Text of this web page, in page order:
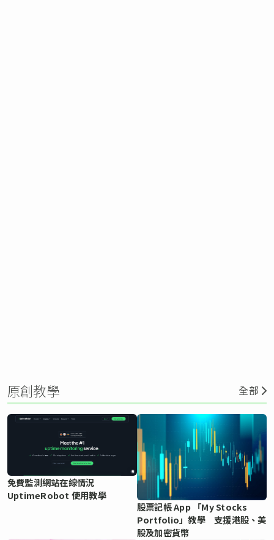
原創教學 全部
免費監測網站在線情況
UptimeRobot 使用教學
股票記帳 App 「My Stocks
Portfolio」教學 支援港股、美
股及加密貨幣